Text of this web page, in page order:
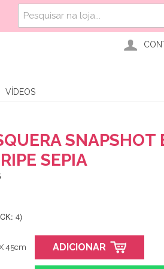
VÍDEOS
SNAPSHOT
SEPIA
4)
45cm ADICIONAR